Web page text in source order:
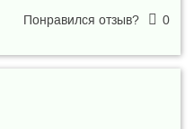
Понравился отзыв?
0